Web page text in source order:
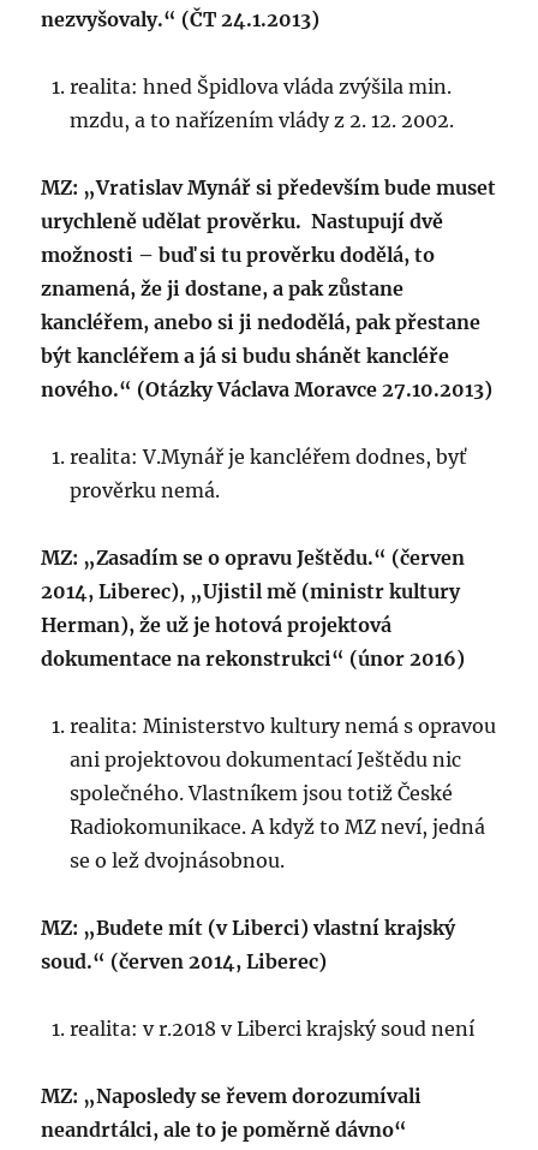
nezvyšovaly.“ (ČT 24.1.2013)
realita: hned Špidlova vláda zvýšila min.
mzdu, a to nařízením vlády z 2. 12. 2002.
MZ: „Vratislav Mynář si především bude muset
urychleně udělat prověrku. Nastupují dvě
možnosti – buď si tu prověrku dodělá, to
znamená, že ji dostane, a pak zůstane
kancléřem, anebo si ji nedodělá, pak přestane
být kancléřem a já si budu shánět kancléře
nového.“ (Otázky Václava Moravce 27.10.2013)
realita: V.Mynář je kancléřem dodnes, byť
prověrku nemá.
MZ: „Zasadím se o opravu Ještědu.“ (červen
2014, Liberec), „Ujistil mě (ministr kultury
Herman), že už je hotová projektová
dokumentace na rekonstrukci“ (únor 2016)
realita: Ministerstvo kultury nemá s opravou
ani projektovou dokumentací Ještědu nic
společného. Vlastníkem jsou totiž České
Radiokomunikace. A když to MZ neví, jedná
se o lež dvojnásobnou.
MZ: „Budete mít (v Liberci) vlastní krajský
soud.“ (červen 2014, Liberec)
realita: v r.2018 v Liberci krajský soud není
MZ: „Naposledy se řevem dorozumívali
neandrtálci, ale to je poměrně dávno“